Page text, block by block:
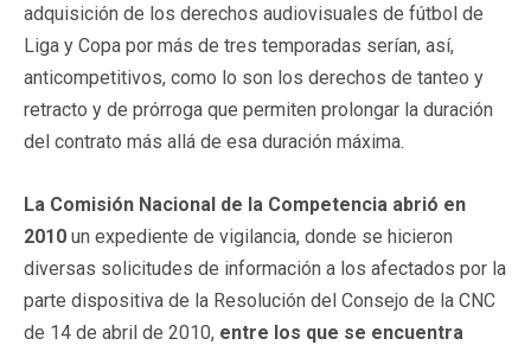
adquisición de los derechos audiovisuales de fútbol de
Liga y Copa por más de tres temporadas serían, así,
anticompetitivos, como lo son los derechos de tanteo y
retracto y de prórroga que permiten prolongar la duración
del contrato más allá de esa duración máxima.
La Comisión Nacional de la Competencia abrió en
2010 un expediente de vigilancia, donde se hicieron
diversas solicitudes de información a los afectados por la
parte dispositiva de la Resolución del Consejo de la CNC
de 14 de abril de 2010, entre los que se encuentra